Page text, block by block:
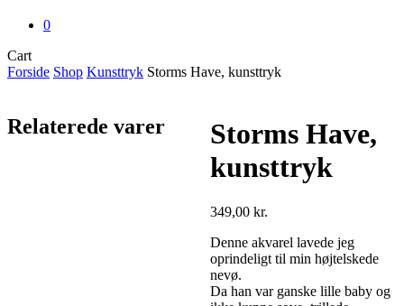
0
CartClose
Cart
Forside Shop Kunsttryk Storms Have, kunsttryk
Storms Have,
kunsttryk
349,00 kr.
Denne akvarel lavede jeg
oprindeligt til min højtelskede
nevø.
Da han var ganske lille baby og
Relaterede varer